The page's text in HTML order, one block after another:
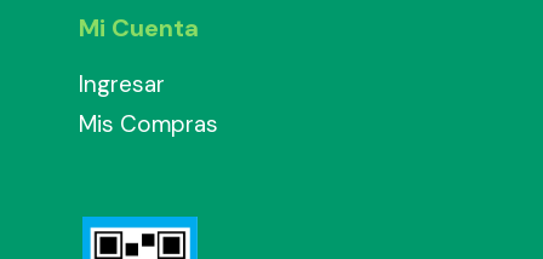
Mi Cuenta
Ingresar
Mis Compras